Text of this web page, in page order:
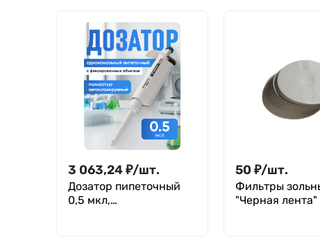
3 063,24₽/шт.
Дозатор пипеточный
0,5 мкл,
50 ₽/шт.
Фильтры
"Черная